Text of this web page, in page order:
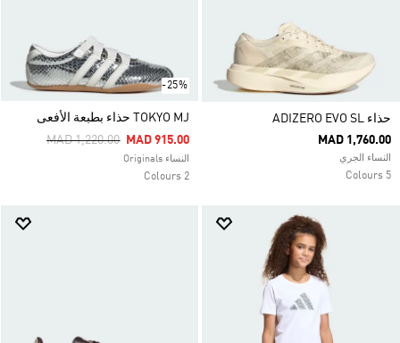
حذاء ADIZERO EVO SL
MAD 1,760.00
النساء الجري
5 Colours
-25%
TOKYO MJ حذاء بطبعة الأفعى
Price Reduced From
MAD 1,220.00ToMAD 915.00
النساء Originals
2 Colours